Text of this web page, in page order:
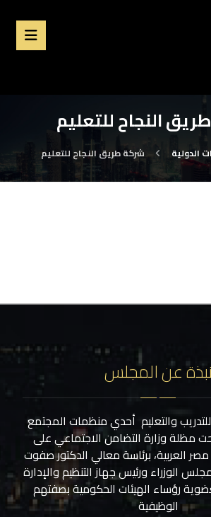
النجاح للتعليم
الدولية شركة طريق النجاح للتعليم
نبذة عن المجلس
والتعليم أحدي منظمات المجتمع
مظلة وزارة التضامن الاجتماعي على
العربية، برئاسة معالي الدكتور صفوت
الوزراء ورئيس جهاز التنظيم والإدارة
رؤساء الهيئات الحكومية بصفتهم
الوظيفية